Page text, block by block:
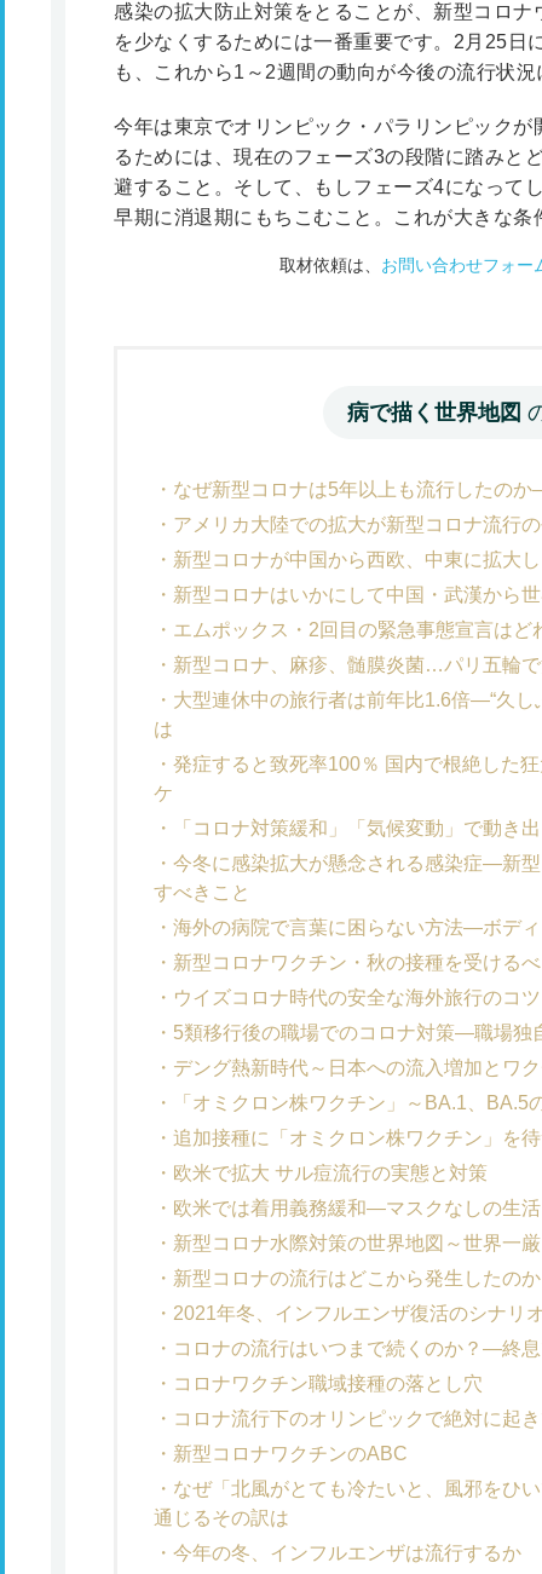
感染の拡大防止対策をとることが、新型コロ
を少なくするためには一番重要です。2月25日
も、これから1～2週間の動向が今後の流行状
今年は東京でオリンピック・パラリンピック
るためには、現在のフェーズ3の段階に踏みと
避すること。そして、もしフェーズ4になって
早期に消退期にもちこむこと。これが大きな条
取材依頼は、 お問い合わせフォー
病で描く世界地図
なぜ新型コロナは5年以上も流行したの
アメリカ大陸での拡大が新型コロナ流行
新型コロナが中国から西欧、中東に拡大
新型コロナはいかにして中国・武漢から
エムポックス・2回目の緊急事態宣言はど
新型コロナ、麻疹、髄膜炎菌…パリ五輪
大型連休中の旅行者は前年比1.6倍―“久し
は
発症すると致死率100％ 国内で根絶した
ケ
「コロナ対策緩和」「気候変動」で動き
今冬に感染拡大が懸念される感染症―新
すべきこと
海外の病院で言葉に困らない方法―ボデ
新型コロナワクチン・秋の接種を受ける
ウイズコロナ時代の安全な海外旅行のコツ
5類移行後の職場でのコロナ対策―職場独
デング熱新時代～日本への流入増加とワ
「オミクロン株ワクチン」～BA.1、BA.5
追加接種に「オミクロン株ワクチン」を
欧米で拡大 サル痘流行の実態と対策
欧米では着用義務緩和―マスクなしの生
新型コロナ水際対策の世界地図～世界一
新型コロナの流行はどこから発生したのか
2021年冬、インフルエンザ復活のシナリ
コロナの流行はいつまで続くのか？―終
コロナワクチン職域接種の落とし穴
コロナ流行下のオリンピックで絶対に起
新型コロナワクチンのABC
なぜ「北風がとても冷たいと、風邪をひ
通じるその訳は
今年の冬、インフルエンザは流行するか